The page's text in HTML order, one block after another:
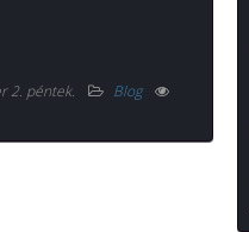
2. péntek.
Blog